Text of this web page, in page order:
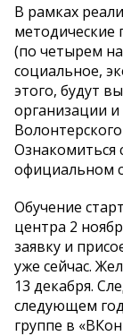
В рамках
методические
(по четырем
социальное,
этого, будут
организации
Ознакомиться
официальном
Обучение
центра 2
заявку и
уже сейчас.
13 декабря.
следующем
группе в